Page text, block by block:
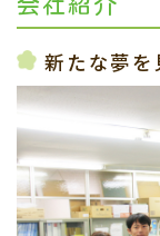
会社紹介
新たな夢